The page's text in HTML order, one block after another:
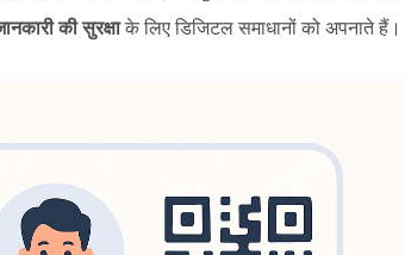
की सुरक्षाके लिए डिजिटल समाधानों को अपनाते हैं।